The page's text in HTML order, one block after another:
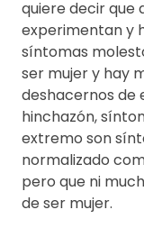
quiere decir que
experimentan y
síntomas
ser mujer y hay
deshacernos de
hinchazón,
extremo son
normalizado
pero que ni
de ser mujer.